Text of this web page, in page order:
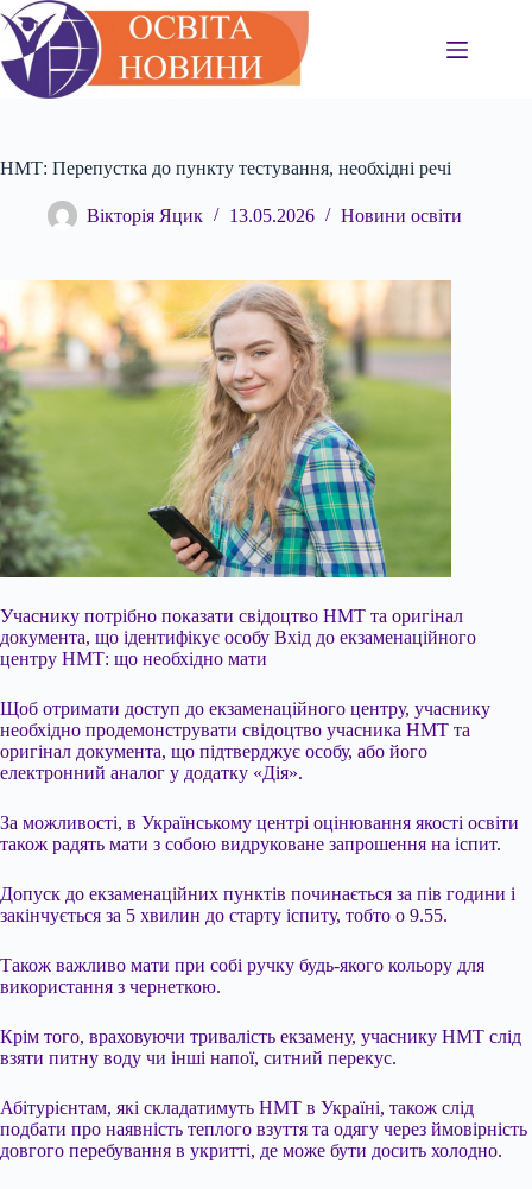
Перейти
до
вмісту
НМТ: Перепустка до пункту тестування, необхідні речі
Вікторія Яцик 13.05.2026 Новини освіти
Учаснику потрібно показати свідоцтво НМТ та оригінал
документа, що ідентифікує особу Вхід до екзаменаційного
центру НМТ: що необхідно мати
Щоб отримати доступ до екзаменаційного центру, учаснику
необхідно продемонструвати свідоцтво учасника НМТ та
оригінал документа, що підтверджує особу, або його
електронний аналог у додатку «Дія».
За можливості, в Українському центрі оцінювання якості освіти
також радять мати з собою видруковане запрошення на іспит.
Допуск до екзаменаційних пунктів починається за пів години і
закінчується за 5 хвилин до старту іспиту, тобто о 9.55.
Також важливо мати при собі ручку будь-якого кольору для
використання з чернеткою.
Крім того, враховуючи тривалість екзамену, учаснику НМТ слід
взяти питну воду чи інші напої, ситний перекус.
Абітурієнтам, які складатимуть НМТ в Україні, також слід
подбати про наявність теплого взуття та одягу через ймовірність
довгого перебування в укритті, де може бути досить холодно.